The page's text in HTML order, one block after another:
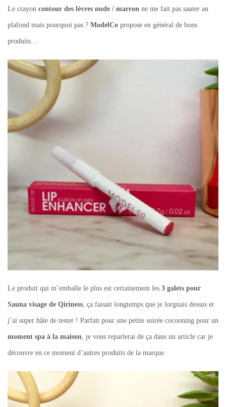
Le crayon contour des lèvres nude / marron ne me fait pas sauter au
plafond mais pourquoi pas ? ModelCo propose en général de bons
produits…
Le produit qui m’emballe le plus est certainement les 3 galets pour
Sauna visage de Qiriness , ça faisait longtemps que je lorgnais dessus et
j’ai super hâte de tester ! Parfait pour une petite soirée cocooning pour un
moment spa à la maison , je vous reparlerai de ça dans un article car je
découvre en ce moment d’autres produits de la marque.